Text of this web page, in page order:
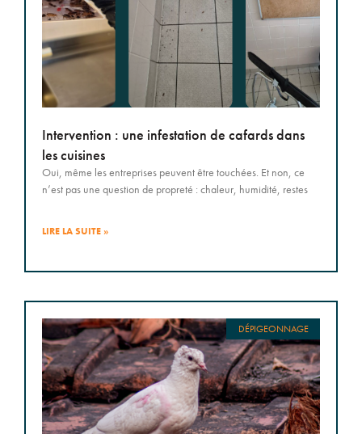
Intervention : une infestation de cafards dans
les cuisines
Oui, même les entreprises peuvent être touchées. Et non, ce
n’est pas une question de propreté : chaleur, humidité, restes
LIRE LA SUITE »
DÉPIGEONNAGE